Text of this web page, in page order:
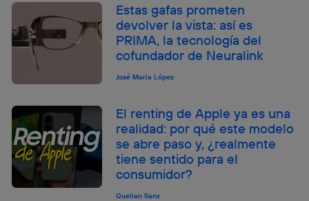
Estas gafas prometen
devolver la vista: así es
PRIMA, la tecnología del
cofundador de Neuralink
José María López
El renting de Apple ya es una
realidad: por qué este modelo
se abre paso y, ¿realmente
tiene sentido para el
consumidor?
Quelian Sanz